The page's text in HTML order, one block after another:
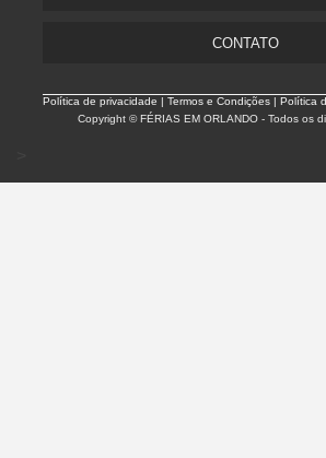
CONTATO
Política de privacidade |Termos e Condições | Política
Copyright © FÉRIAS EM ORLANDO - Todos os